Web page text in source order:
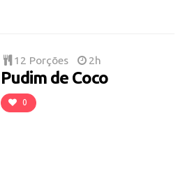
12 Porções 2h
Pudim de Coco
0